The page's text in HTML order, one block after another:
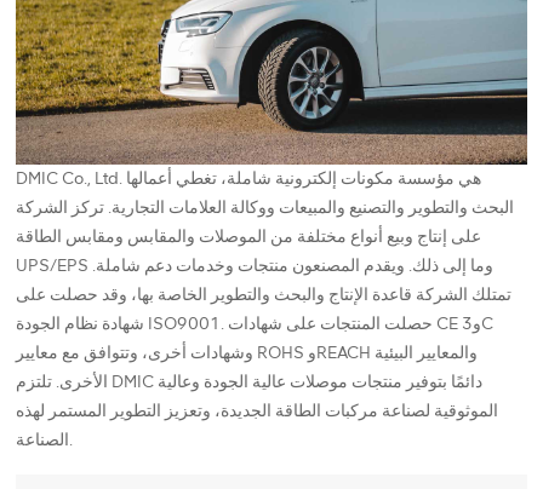
DMIC Co., Ltd. هي مؤسسة مكونات إلكترونية شاملة، تغطي أعمالها
البحث والتطوير والتصنيع والمبيعات ووكالة العلامات التجارية. تركز الشركة
على إنتاج وبيع أنواع مختلفة من الموصلات والمقابس ومقابس الطاقة
UPS/EPS وما إلى ذلك. ويقدم المصنعون منتجات وخدمات دعم شاملة.
تمتلك الشركة قاعدة الإنتاج والبحث والتطوير الخاصة بها، وقد حصلت على
شهادة نظام الجودة ISO9001. حصلت المنتجات على شهادات CE و3C
وشهادات أخرى، وتتوافق مع معايير ROHS وREACH والمعايير البيئية
الأخرى. تلتزم DMIC دائمًا بتوفير منتجات موصلات عالية الجودة وعالية
الموثوقية لصناعة مركبات الطاقة الجديدة، وتعزيز التطوير المستمر لهذه
الصناعة.